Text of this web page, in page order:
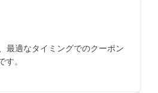
最適なタイミングでのクーポン
す。